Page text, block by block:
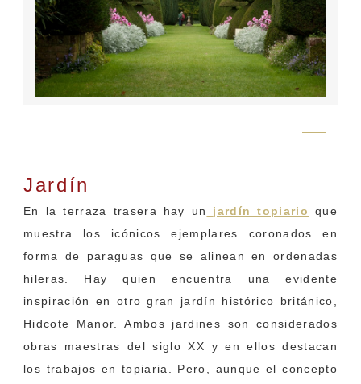
Jardín
En la terraza trasera hay un jardín topiario
que
muestra los icónicos ejemplares coronados en
forma de paraguas que se alinean en ordenadas
hileras. Hay quien encuentra una evidente
inspiración en otro gran jardín histórico británico,
Hidcote Manor. Ambos jardines son considerados
obras maestras del siglo XX y en ellos destacan
los trabajos en topiaria. Pero, aunque el concepto